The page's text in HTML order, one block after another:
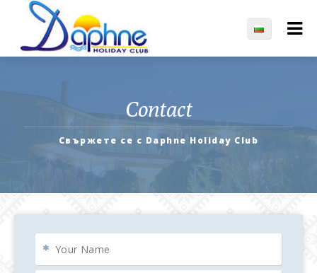
Contact
Свържете се с Daphne Holiday Club